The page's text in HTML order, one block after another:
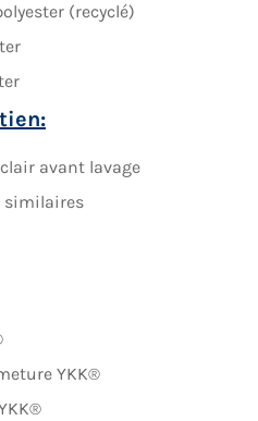
(recyclé)
avant lavage
similaires
YKK®